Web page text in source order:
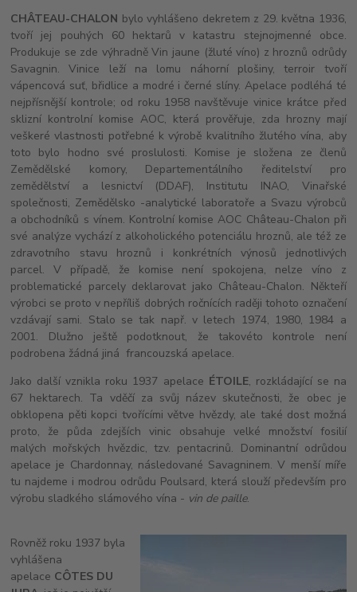
CHÂTEAU-CHALON bylo vyhlášeno dekretem z 29. května 1936,
tvoří jej pouhých 60 hektarů v katastru stejnojmenné obce.
Produkuje se zde výhradně Vin jaune (žluté víno) z hroznů odrůdy
Savagnin. Vinice leží na lomu náhorní plošiny, terroir tvoří
vápencová suť, břidlice a modré i černé slíny. Apelace podléhá té
nejpřísnější kontrole; od roku 1958 navštěvuje vinice krátce před
sklizní kontrolní komise AOC, která prověřuje, zda hrozny mají
veškeré vlastnosti potřebné k výrobě kvalitního žlutého vína, aby
toto bylo hodno své proslulosti. Komise je složena ze členů
Zemědělské komory, Departementálního ředitelství pro
zemědělství a lesnictví (DDAF), Institutu INAO, Vinařské
společnosti, Zemědělsko -analytické laboratoře a Svazu výrobců
a obchodníků s vínem. Kontrolní komise AOC Château-Chalon při
své analýze vychází z alkoholického potenciálu hroznů, ale též ze
zdravotního stavu hroznů i konkrétních výnosů jednotlivých
parcel. V případě, že komise není spokojena, nelze víno z
problematické parcely deklarovat jako Château-Chalon. Někteří
výrobci se proto v nepříliš dobrých ročnících raději tohoto označení
vzdávají sami. Stalo se tak např. v letech 1974, 1980, 1984 a
2001. Dlužno ještě podotknout, že takovéto kontrole není
podrobena žádná jiná francouzská apelace.
Jako další vznikla roku 1937 apelace ÉTOILE, rozkládající se na
67 hektarech. Ta vděčí za svůj název skutečnosti, že obec je
obklopena pěti kopci tvořícími větve hvězdy, ale také dost možná
proto, že půda zdejších vinic obsahuje velké množství fosilií
malých mořských hvězdic, tzv. pentacrinů. Dominantní odrůdou
apelace je Chardonnay, následované Savagninem. V menší míře
tu najdeme i modrou odrůdu Poulsard, která slouží především pro
výrobu sladkého slámového vína - vin de paille.
Rovněž roku 1937 byla
vyhlášena
apelace CÔTES DU